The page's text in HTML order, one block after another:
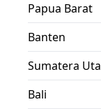
Papua Barat
Banten
Sumatera
Bali